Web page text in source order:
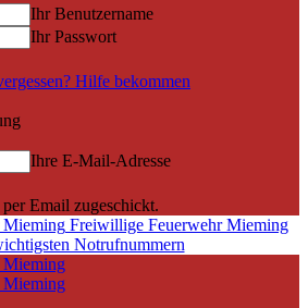
Ihr Benutzername
Ihr Passwort
Hilfe bekommen
Ihre E-Mail-Adresse
Email zugeschickt.
Freiwillige Feuerwehr Mieming